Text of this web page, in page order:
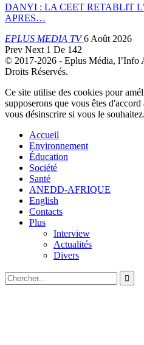
DANYI : LA CEET RETABLIT
APRES…
EPLUS MEDIA TV6 Août 2026
Prev Next 1 De 142
© 2017-2026 - Eplus Média, l’Info
Droits Réservés.
Ce site utilise des cookies pour
supposerons que vous êtes
vous désinscrire si vous le souhaitez.
Accueil
Environnement
Éducation
Société
Santé
ANEDD-AFRIQUE
English
Contacts
Plus
Interview
Actualités
Divers